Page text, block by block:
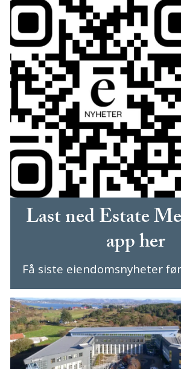
Last ned Estate
app her
Få siste eiendomsnyheter